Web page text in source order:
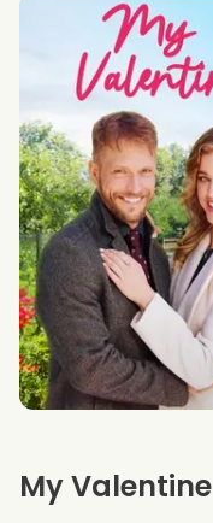
My Valentine